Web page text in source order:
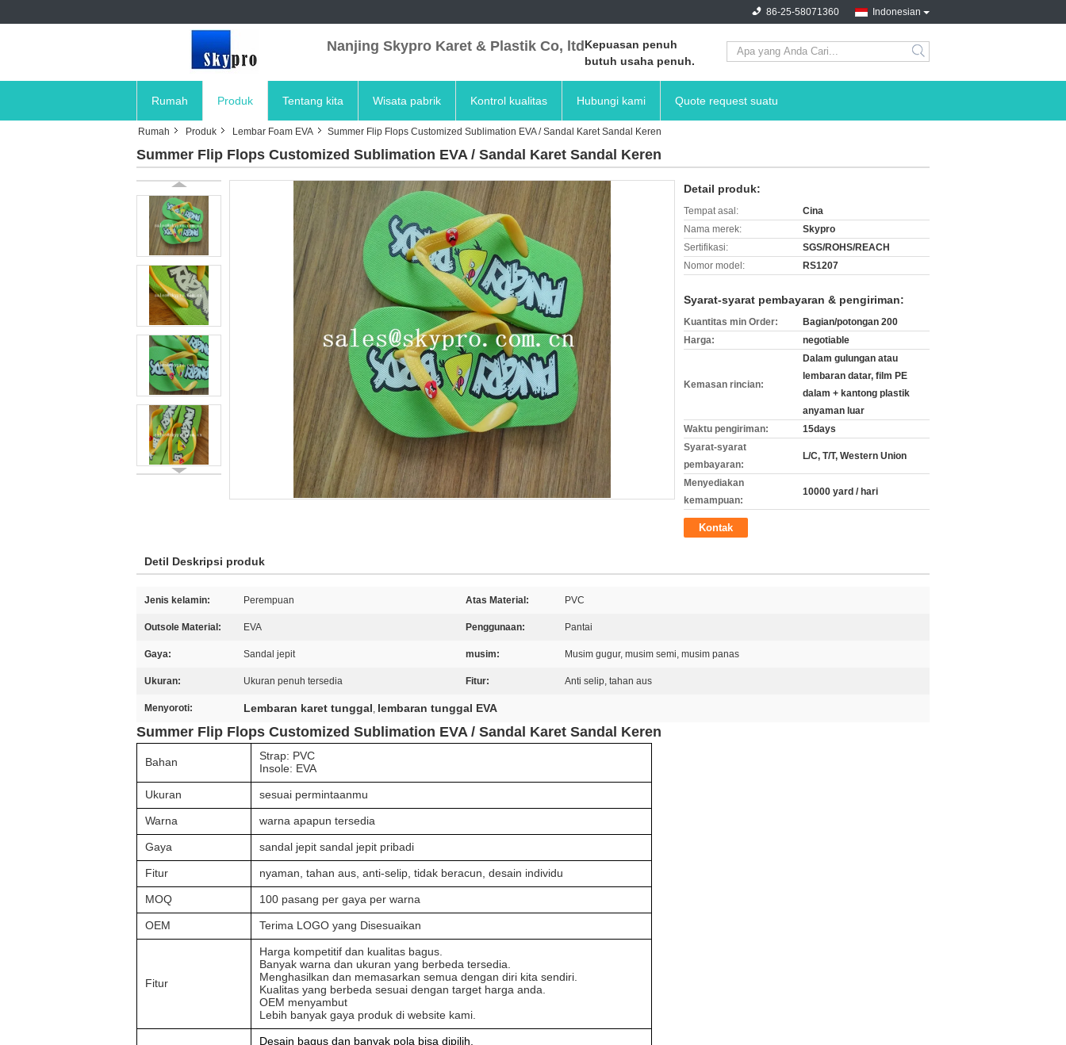
Indonesian
86-25-58071360
Nanjing Skypro Karet & Plastik Co, ltd Kepuasan penuh
butuh usaha penuh.
search
Rumah Produk Tentang kita Wisata pabrik Kontrol kualitas Hubungi kami Quote request suatu
Rumah Produk Lembar Foam EVA Summer Flip Flops Customized Sublimation EVA / Sandal Karet Sandal Keren
Summer Flip Flops Customized Sublimation EVA / Sandal Karet Sandal Keren
Detail produk:
Tempat asal:
Cina
Nama merek:
Skypro
Sertifikasi:
SGS/ROHS/REACH
Nomor model:
RS1207
Syarat-syarat pembayaran & pengiriman:
Kuantitas min Order:
Bagian/potongan 200
Harga:
negotiable
Kemasan rincian:
Dalam gulungan atau
lembaran datar, film PE
dalam + kantong plastik
anyaman luar
Waktu pengiriman:
15days
Syarat-syarat
pembayaran:
L/C, T/T, Western Union
Menyediakan
kemampuan:
10000 yard / hari
Kontak
Detil Deskripsi produk
Jenis kelamin: Perempuan Atas Material: PVC
Outsole Material: EVA Penggunaan: Pantai
Gaya: Sandal jepit musim: Musim gugur, musim semi, musim panas
Ukuran: Ukuran penuh tersedia Fitur: Anti selip, tahan aus
Menyoroti: Lembaran karet tunggal, lembaran tunggal EVA
Summer Flip Flops Customized Sublimation EVA / Sandal Karet Sandal Keren
Bahan
Strap: PVC
Insole: EVA
Ukuran sesuai permintaanmu
Warna warna apapun tersedia
Gaya sandal jepit sandal jepit pribadi
Fitur nyaman, tahan aus, anti-selip, tidak beracun, desain individu
MOQ 100 pasang per gaya per warna
OEM Terima LOGO yang Disesuaikan
Fitur
Harga kompetitif dan kualitas bagus.
Banyak warna dan ukuran yang berbeda tersedia.
Menghasilkan dan memasarkan semua dengan diri kita sendiri.
Kualitas yang berbeda sesuai dengan target harga anda.
OEM menyambut
Lebih banyak gaya produk di website kami.
Desain bagus dan banyak pola bisa dipilih.